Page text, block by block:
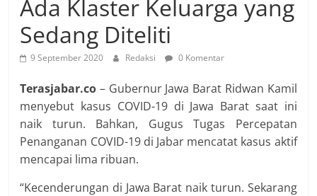
Ada Klaster Keluarga yang
Sedang Diteliti
9 September 2020 Redaksi 0 Komentar
Terasjabar.co – Gubernur Jawa Barat Ridwan Kamil
menyebut kasus COVID-19 di Jawa Barat saat ini
naik turun. Bahkan, Gugus Tugas Percepatan
Penanganan COVID-19 di Jabar mencatat kasus aktif
mencapai lima ribuan.
“Kecenderungan di Jawa Barat naik turun. Sekarang